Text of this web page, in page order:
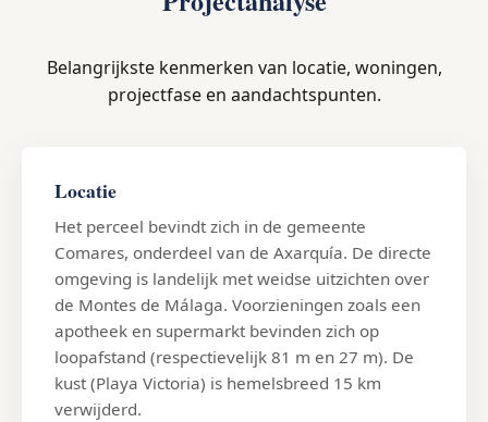
Belangrijkste kenmerken van locatie, woningen,
projectfase en aandachtspunten.
Locatie
Het perceel bevindt zich in de gemeente
Comares, onderdeel van de Axarquía. De directe
omgeving is landelijk met weidse uitzichten over
de Montes de Málaga. Voorzieningen zoals een
apotheek en supermarkt bevinden zich op
loopafstand (respectievelijk 81 m en 27 m). De
kust (Playa Victoria) is hemelsbreed 15 km
verwijderd.